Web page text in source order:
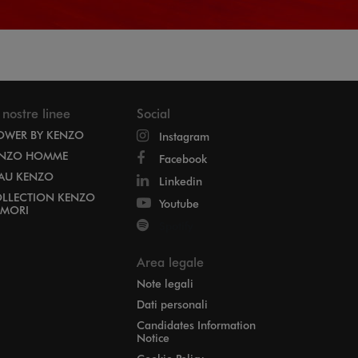
linee
BY KENZO
HOMME
KENZO
KENZO
Social
Instagram
Facebook
Linkedin
Youtube
Area legale
Note legali
Dati personali
Candidates Information
Notice